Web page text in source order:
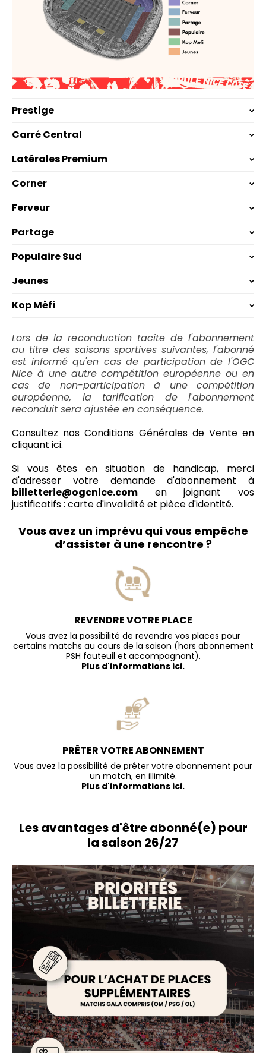
Prestige
Carré Central
Latérales Premium
Corner
Ferveur
Partage
Populaire Sud
Jeunes
Kop Mèfi
Lors de la reconduction tacite de l'abonnement
au titre des saisons sportives suivantes, l'abonné
est informé qu'en cas de participation de l'OGC
Nice à une autre compétition européenne ou en
cas de non-participation à une compétition
européenne, la tarification de l'abonnement
reconduit sera ajustée en conséquence.
Consultez nos Conditions Générales de Vente en
cliquant ici.
Si vous êtes en situation de handicap, merci
d'adresser votre demande d'abonnement à
billetterie@ogcnice.com en joignant vos
justificatifs : carte d'invalidité et pièce d'identité.
Vous avez un imprévu qui vous empêche
d’assister à une rencontre ?
REVENDRE VOTRE PLACE
Vous avez la possibilité de revendre vos places pour
certains matchs au cours de la saison (hors abonnement
PSH fauteuil et accompagnant).
Plus d'informations ici.
PRÊTER VOTRE ABONNEMENT
Vous avez la possibilité de prêter votre abonnement pour
un match, en illimité.
Plus d'informations ici.
Les avantages d'être abonné(e) pour
la saison 26/27